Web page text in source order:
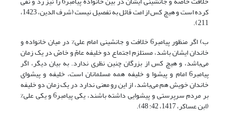
کرده است و هیچ کس از امت قائل به تفصیل نیست (شرف الدین، 1423،
211).
ب) اگر منظور پیامبر6 خلافت و جانشینی امام علی% در میان خانواده و
خاندان ایشان باشد، مستلزم اجتماع دو خلیفه عامّ و خاصّ در یک زمان
می‌باشد، و هیچ کس از بزرگان چنین نظری ندارد. به بیان دیگر، اگر
پیامبر6 امام و پیشوا و خلیفه همه مسلمانان است، خلیفه و پیشوای
خاندان خویش هم می‌باشد، از این رو معنی ندارد در یک زمان دو خلیفه
بر مردم سرپرستی و پیشوایی داشته باشند، یکی پیامبر6 و یکی علی%
(ابن عساکر، 1417، 42: 48).